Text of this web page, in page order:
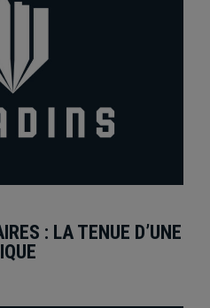
: LA TENUE D’UNE